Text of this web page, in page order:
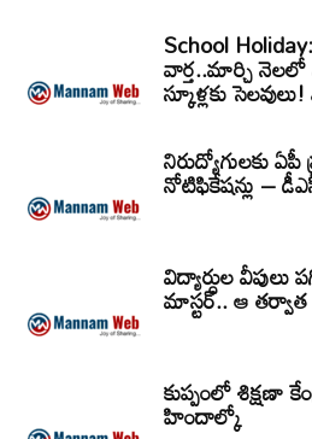
School
వార్త..మార్చి నెలలో
స్కూళ్లకు
నిరుద్యోగులకు
నోటిఫికేషన్లు –
విద్యార్ధుల
మాస్టర్.. ఆ
కుప్పంలో శిక్షణా
హిందాల్కో